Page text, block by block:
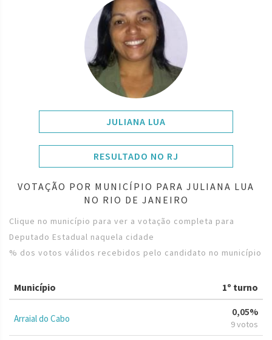
JULIANA LUA
RESULTADO NO RJ
VOTAÇÃO POR MUNICÍPIO PARA JULIANA LUA
NO RIO DE JANEIRO
Clique no município para ver a votação completa para
Deputado Estadual naquela cidade
% dos votos válidos recebidos pelo candidato no município
Município 1º turno
Arraial do Cabo
0,05%
9 votos